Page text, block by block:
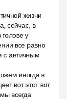
жизни
сейчас, в
у
все равно
с античным
иногда в
вот этот вот
всегда